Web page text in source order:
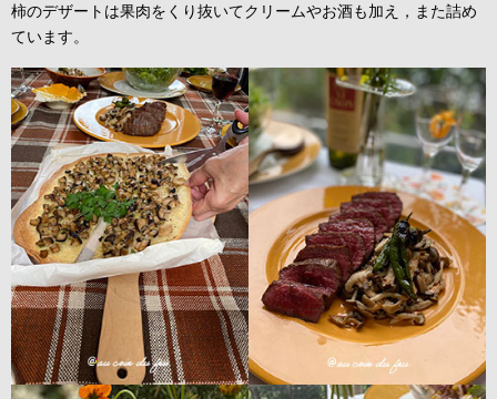
柿のデザートは果肉をくり抜いてクリームやお酒も加え，また詰め
ています。